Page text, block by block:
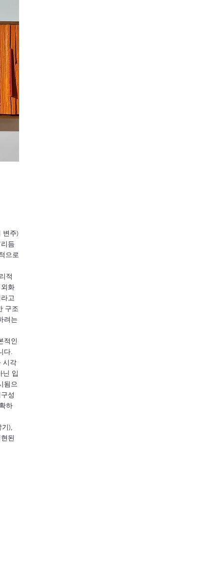
변주)
듬
으로
적
화
고
구조
려는
적인
다.
시각
닌 입
됨으
성
하
),
된